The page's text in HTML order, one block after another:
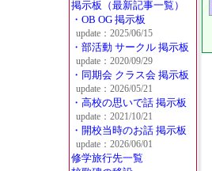
掲示板（最新記事一覧）
・OB OG 掲示板
update：2025/06/15
・部活動 サークル 掲示板
update：2020/09/29
・同期会 クラス会 掲示板
update：2026/05/21
・高校の思いで話 掲示板
update：2021/10/21
・開校当時のお話 掲示板
update：2026/06/01
修学旅行先一覧